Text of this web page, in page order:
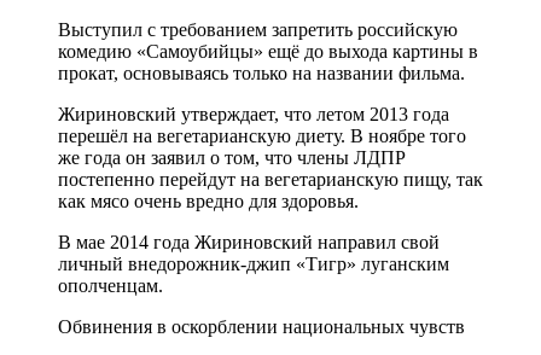
Выступил с требованием запретить российскую
комедию «Самоубийцы» ещё до выхода картины в
прокат, основываясь только на названии фильма.
Жириновский утверждает, что летом 2013 года
перешёл на вегетарианскую диету. В ноябре того
же года он заявил о том, что члены ЛДПР
постепенно перейдут на вегетарианскую пищу, так
как мясо очень вредно для здоровья.
В мае 2014 года Жириновский направил свой
личный внедорожник-джип «Тигр» луганским
ополченцам.
Обвинения в оскорблении национальных чувств